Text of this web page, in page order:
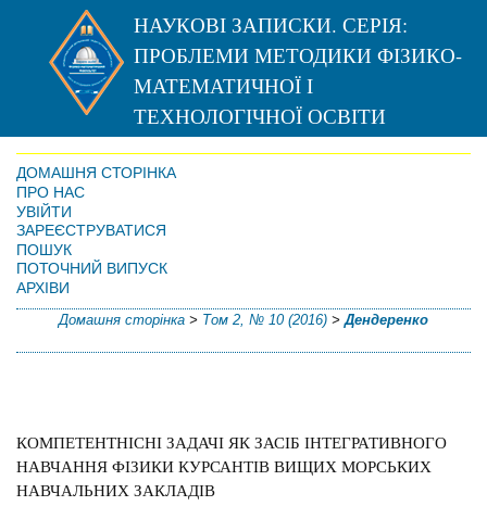
НАУКОВІ ЗАПИСКИ. СЕРІЯ:
ПРОБЛЕМИ МЕТОДИКИ ФІЗИКО-
МАТЕМАТИЧНОЇ І
ТЕХНОЛОГІЧНОЇ ОСВІТИ
ДОМАШНЯ СТОРІНКА
ПРО НАС
УВІЙТИ
ЗАРЕЄСТРУВАТИСЯ
ПОШУК
ПОТОЧНИЙ ВИПУСК
АРХІВИ
Домашня сторінка > Том 2, № 10 (2016) > Дендеренко
КОМПЕТЕНТНІСНІ ЗАДАЧІ ЯК ЗАСІБ ІНТЕГРАТИВНОГО
НАВЧАННЯ ФІЗИКИ КУРСАНТІВ ВИЩИХ МОРСЬКИХ
НАВЧАЛЬНИХ ЗАКЛАДІВ